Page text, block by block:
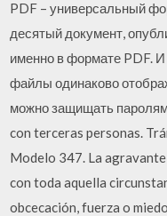
PDF – универсальный
десятый документ,
именно в формате PDF.
файлы одинаково
можно защищать
con terceras personas.
Modelo 347. La
con toda aquella
obcecación, fuerza o